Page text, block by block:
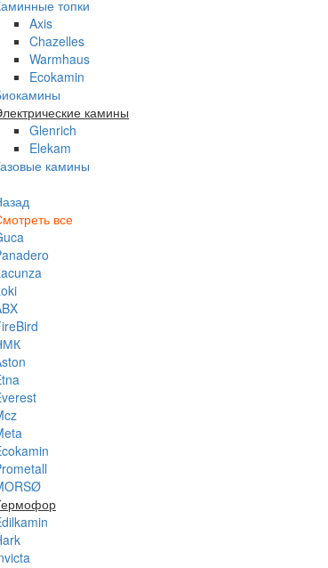
топки
Axis
Chazelles
Warmhaus
Ecokamin
камины
Glenrich
Elekam
камины
все